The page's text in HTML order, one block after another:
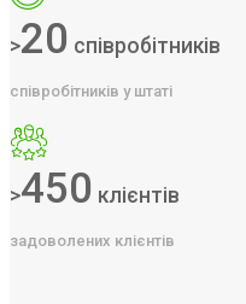
>20 співробітників
співробітників у штаті
>450 клієнтів
задоволених клієнтів